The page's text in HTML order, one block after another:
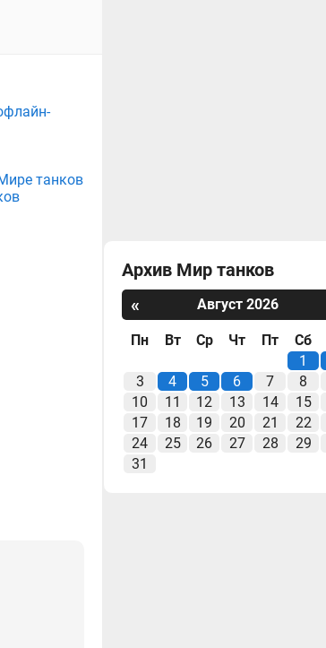
танков
Архив Мир танков
«
Август 2026
Пн Вт Ср Чт Пт
Сб
1
3
4 5 6 7
8
10
11 12 13 14
15
17
18 19 20 21
22
24
25 26 27 28
29
31